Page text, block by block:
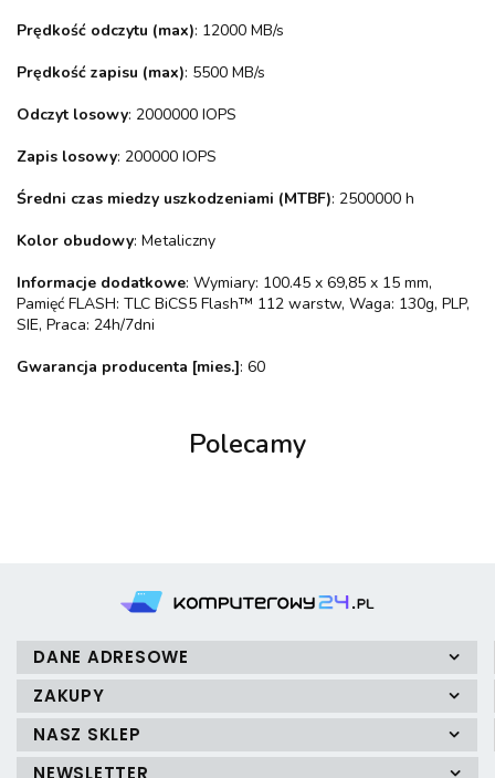
Prędkość odczytu (max): 12000 MB/s
Prędkość zapisu (max): 5500 MB/s
Odczyt losowy: 2000000 IOPS
Zapis losowy: 200000 IOPS
Średni czas miedzy uszkodzeniami (MTBF): 2500000 h
Kolor obudowy: Metaliczny
Informacje dodatkowe: Wymiary: 100.45 x 69,85 x 15 mm,
Pamięć FLASH: TLC BiCS5 Flash™ 112 warstw, Waga: 130g, PLP,
SIE, Praca: 24h/7dni
Gwarancja producenta [mies.]: 60
Polecamy
DANE ADRESOWE
ZAKUPY
NASZ SKLEP
NEWSLETTER